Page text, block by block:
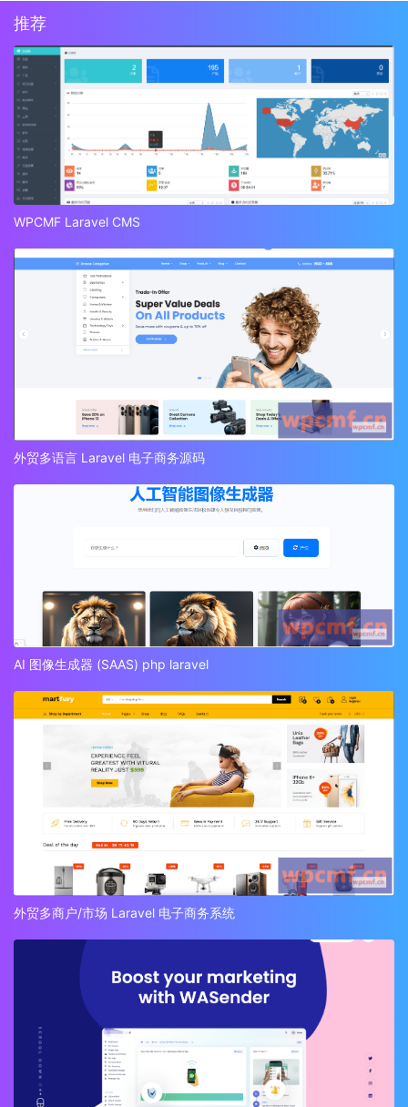
推荐
WPCMF Laravel CMS
外贸多语言 Laravel 电子商务源码
AI 图像生成器 (SAAS) php laravel
外贸多商户/市场 Laravel 电子商务系统